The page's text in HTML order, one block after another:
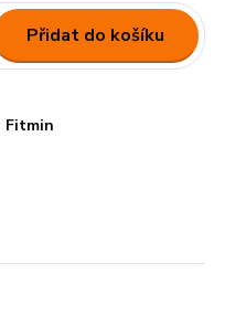
Přidat do košíku
Fitmin